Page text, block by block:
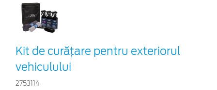
Kit de curățare pentru exteriorul
vehiculului
2753114